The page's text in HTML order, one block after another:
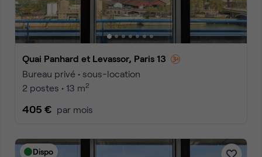
Quai Panhard et Levassor, Paris 13
Bureau privé • sous-location
2 postes • 13 m2
405 € par mois
Dispo